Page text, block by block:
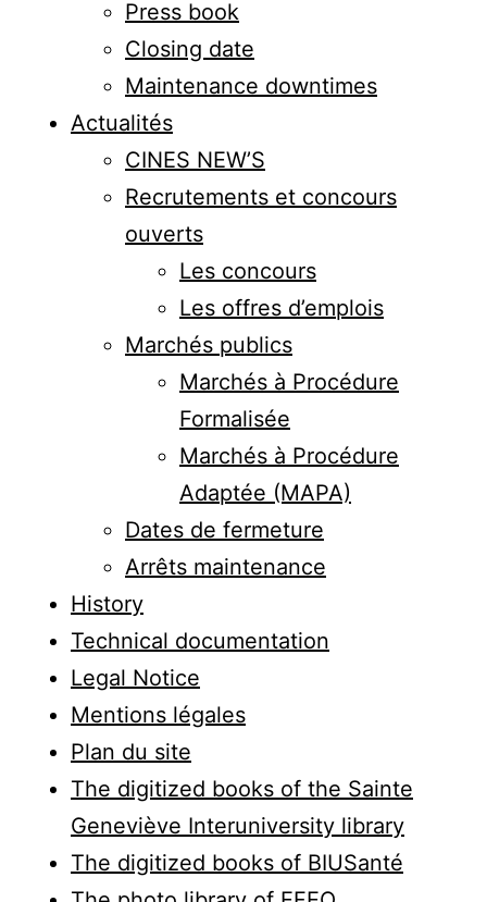
Press book
Closing date
Maintenance downtimes
Actualités
CINES NEW’S
Recrutements et concours
ouverts
Les concours
Les offres d’emplois
Marchés publics
Marchés à Procédure
Formalisée
Marchés à Procédure
Adaptée (MAPA)
Dates de fermeture
Arrêts maintenance
History
Technical documentation
Legal Notice
Mentions légales
Plan du site
The digitized books of the Sainte
Geneviève Interuniversity library
The digitized books of BIUSanté